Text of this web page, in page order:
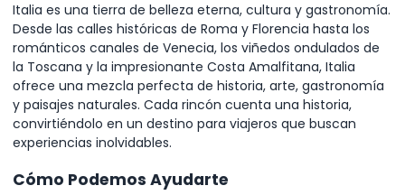
Italia es una tierra de belleza eterna, cultura y gastronomía.
Desde las calles históricas de Roma y Florencia hasta los
románticos canales de Venecia, los viñedos ondulados de
la Toscana y la impresionante Costa Amalfitana, Italia
ofrece una mezcla perfecta de historia, arte, gastronomía
y paisajes naturales. Cada rincón cuenta una historia,
convirtiéndolo en un destino para viajeros que buscan
experiencias inolvidables.
Cómo Podemos Ayudarte